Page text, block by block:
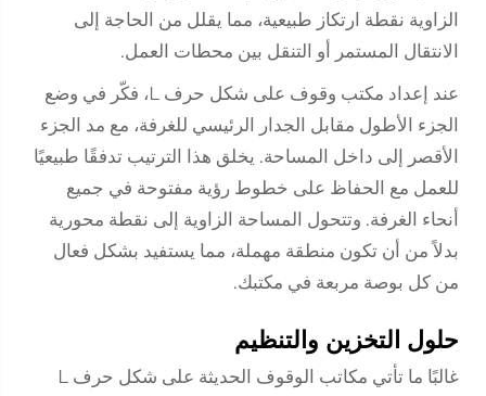
الزاوية نقطة ارتكاز طبيعية، مما يقلل من الحاجة إلى
الانتقال المستمر أو التنقل بين محطات العمل.
عند إعداد مكتب وقوف على شكل حرف L، فكّر في وضع
الجزء الأطول مقابل الجدار الرئيسي للغرفة، مع مد الجزء
الأقصر إلى داخل المساحة. يخلق هذا الترتيب تدفقًا طبيعيًا
للعمل مع الحفاظ على خطوط رؤية مفتوحة في جميع
أنحاء الغرفة. وتتحول المساحة الزاوية إلى نقطة محورية
بدلاً من أن تكون منطقة مهملة، مما يستفيد بشكل فعال
من كل بوصة مربعة في مكتبك.
حلول التخزين والتنظيم
غالبًا ما تأتي مكاتب الوقوف الحديثة على شكل حرف L